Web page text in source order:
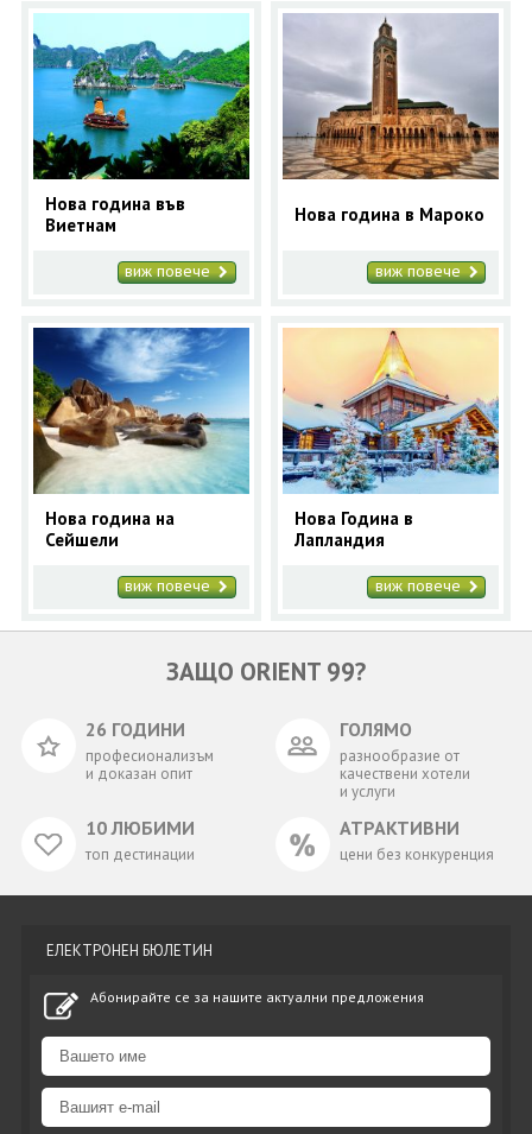
Нова година във
Виетнам
виж повече
Нова година в Мароко
виж повече
Нова година на
Сейшели
виж повече
Нова Година в
Лапландия
виж повече
ЗАЩО ORIENT 99?
26 ГОДИНИ
професионализъм
и доказан опит
ГОЛЯМО
разнообразие от
качествени хотели
и услуги
10 ЛЮБИМИ
топ дестинации
АТРАКТИВНИ
цени без конкуренция
ЕЛЕКТРОНЕН БЮЛЕТИН
Абонирайте се за нашите актуални предложения